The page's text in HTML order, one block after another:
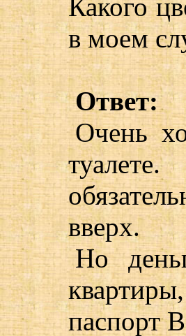
Какого
в моем
Ответ:
Очень
вверх.
Но
паспорт